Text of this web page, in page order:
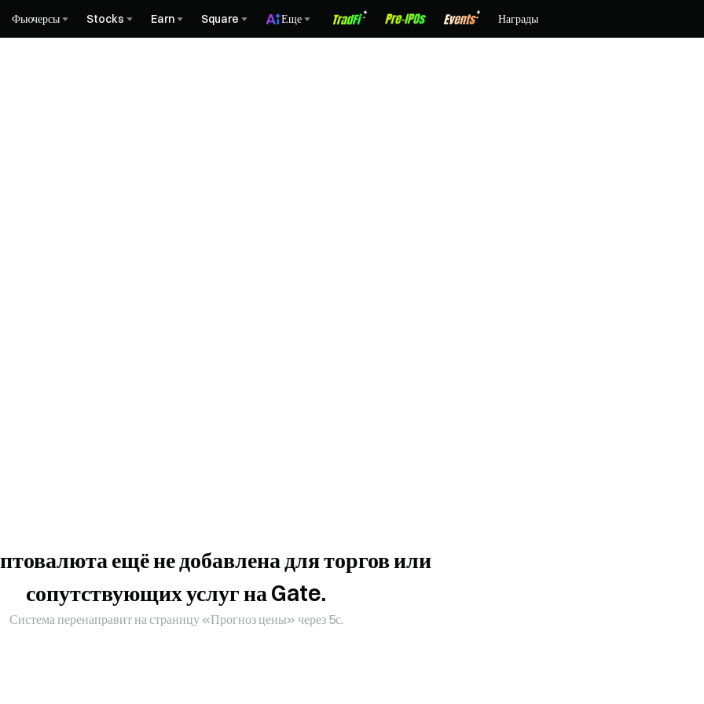
Фьючерсы Stocks Earn Square Еще Награды
ещё не добавлена для торгов или
сопутствующих услуг на Gate.
Система перенаправит на страницу «Прогноз цены» через 5с.